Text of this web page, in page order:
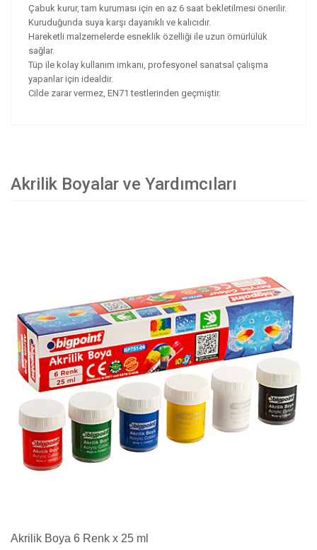
Çabuk kurur, tam kuruması için en az 6 saat bekletilmesi önerilir.
Kuruduğunda suya karşı dayanıklı ve kalıcıdır.
Hareketli malzemelerde esneklik özelliği ile uzun ömürlülük
sağlar.
Tüp ile kolay kullanım imkanı, profesyonel sanatsal çalışma
yapanlar için idealdir.
Cilde zarar vermez, EN71 testlerinden geçmiştir.
Akrilik Boyalar ve Yardımcıları
Akrilik Boya 6 Renk x 25 ml